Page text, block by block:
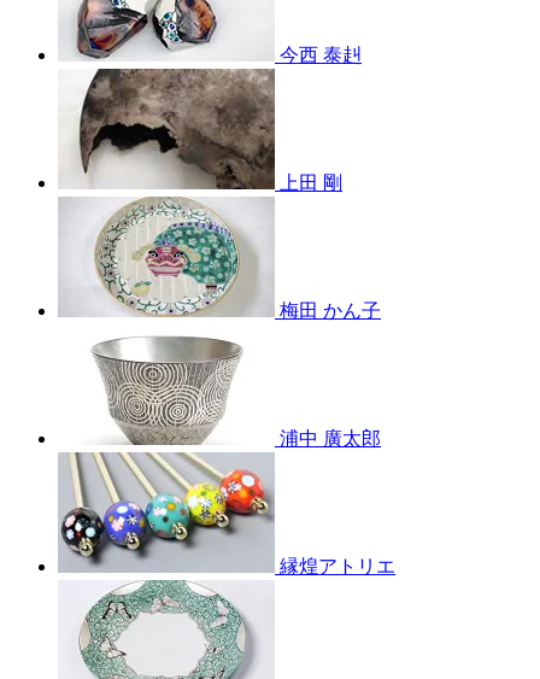
今西 泰赳
上田 剛
梅田 かん子
浦中 廣太郎
縁煌アトリエ